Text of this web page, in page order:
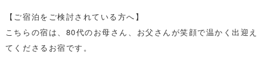
【ご宿泊をご検討されている方へ】
こちらの宿は、80代のお母さん、お父さんが笑顔で温かく出迎え
てくださるお宿です。